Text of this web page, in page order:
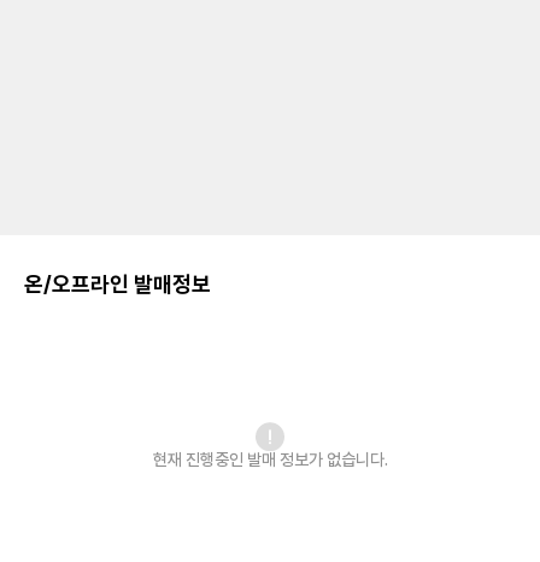
온/오프라인 발매정보
현재 진행중인 발매 정보가 없습니다.